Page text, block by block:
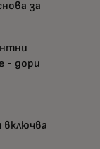
за
- дори
включва